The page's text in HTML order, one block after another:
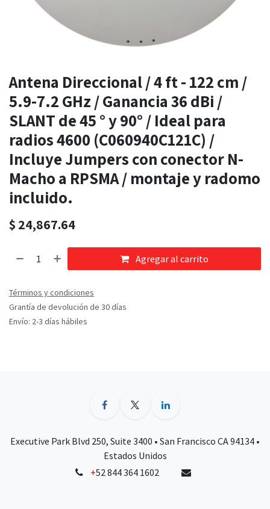
Antena Direccional / 4 ft - 122 cm /
5.9-7.2 GHz / Ganancia 36 dBi /
SLANT de 45 ° y 90° / Ideal para
radios 4600 (C060940C121C) /
Incluye Jumpers con conector N-
Macho a RPSMA / montaje y radomo
incluido.
$ 24,867.64
Agregar al carrito
Términos y condiciones
Grantía de devolución de 30 días
Envío: 2-3 días hábiles
Executive Park Blvd 250, Suite 3400 • San Francisco CA 94134 •
Estados Unidos
+52 844 364 1602